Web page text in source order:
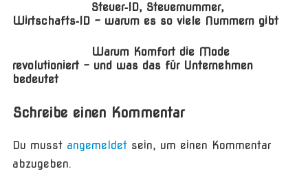
Steuer‑ID, Steuernummer,
Wirtschafts‑ID – warum es so viele Nummern gibt
Warum Komfort die Mode
revolutioniert – und was das für Unternehmen
bedeutet
Schreibe einen Kommentar
Du musst angemeldetsein, um einen Kommentar
abzugeben.